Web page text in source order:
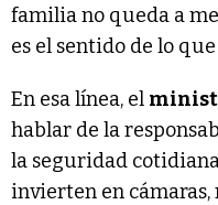
familia no queda a
es el sentido de lo
En esa línea, el
hablar de la
la seguridad
invierten en